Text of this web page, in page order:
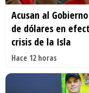
Acusan al
de dólares en
crisis de la Isla
Hace 12 horas